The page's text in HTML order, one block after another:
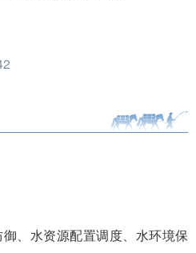
、水资源配置调度、水环境保